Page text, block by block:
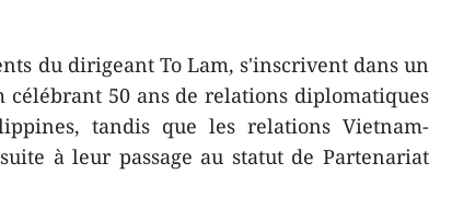
du dirigeant To Lam, s'inscrivent dans un
50 ans de relations diplomatiques
tandis que les relations Vietnam-
à leur passage au statut de Partenariat